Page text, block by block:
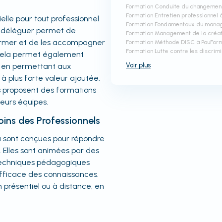
pour tout professionnel
déléguer permet de
et de les accompagner
permet également
en permettant aux
plus forte valeur ajoutée.
proposent des formations
équipes.
des Professionnels
conçues pour répondre
sont animées par des
pédagogiques
des connaissances.
ou à distance, en
Formation Conduite du
Formation Entretien professionnel
Formation Fondamentaux du
Formation Management de la
Formation Méthode DISC à Pau
Formation Lutte contre les
Voir plus